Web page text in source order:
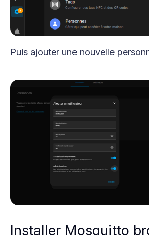
Puis ajouter une nouvelle
Installer Mosquitto